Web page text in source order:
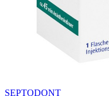
SEPTODONT